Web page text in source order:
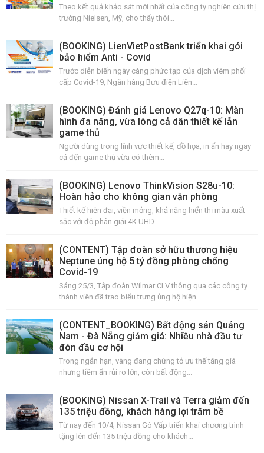
Theo kết quả khảo sát mới nhất của công ty nghiên cứu thị
trường Nielsen, Mỹ, cho thấy thói...
(BOOKING) LienVietPostBank triển khai gói
bảo hiểm Anti - Covid
Trước diễn biến ngày càng phức tạp của dịch viêm phổi
cấp Covid-19, Ngân hàng Bưu điện Liên...
(BOOKING) Đánh giá Lenovo Q27q-10: Màn
hình đa năng, vừa lòng cả dân thiết kế lẫn
game thủ
Người dùng trong lĩnh vực thiết kế, đồ họa, in ấn hay ngay
cả đến game thủ vừa có thêm...
(BOOKING) Lenovo ThinkVision S28u-10:
Hoàn hảo cho không gian văn phòng
Thiết kế hiện đại, viền mỏng, khả năng hiển thị màu xuất
sắc với độ phân giải 4K UHD...
(CONTENT) Tập đoàn sở hữu thương hiệu
Neptune ủng hộ 5 tỷ đồng phòng chống
Covid-19
Sáng 25/3, Tập đoàn Wilmar CLV thông qua các công ty
thành viên đã trao biểu trưng ủng hộ hiện...
(CONTENT_BOOKING) Bất động sản Quảng
Nam - Đà Nẵng giảm giá: Nhiều nhà đầu tư
đón đầu cơ hội
Trong ngắn hạn, vàng đang chứng tỏ ưu thế tăng giá
nhưng tiềm ẩn rủi ro lớn, còn bất động...
(BOOKING) Nissan X-Trail và Terra giảm đến
135 triệu đồng, khách hàng lợi trăm bề
Từ nay đến 10/4, Nissan Gò Vấp triển khai chương trình
tặng lên đến 135 triệu đồng cho khách...